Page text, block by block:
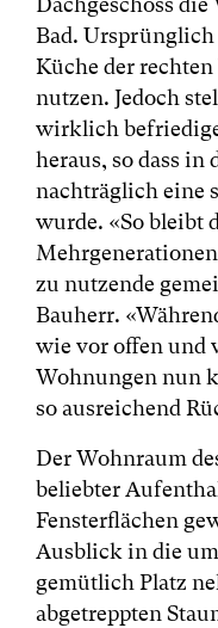
Bad. Ursprünglich
Küche der
nutzen. Jedoch
wirklich
heraus, so dass
nachträglich eine
wurde. «So bleibt
zu nutzende
Bauherr.
wie vor offen und
Wohnungen nun
so ausreichend
Der Wohnraum
beliebter
Fensterflächen
Ausblick in die
gemütlich Platz
abgetreppten